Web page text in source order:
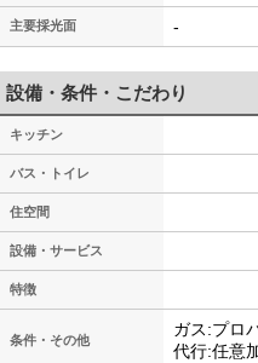
主要採光面 -
設備・条件・こだわり
キッチン
バス・トイレ
住空間
設備・サービス
特徴
条件・その他
ガス:プロ
代行:任意